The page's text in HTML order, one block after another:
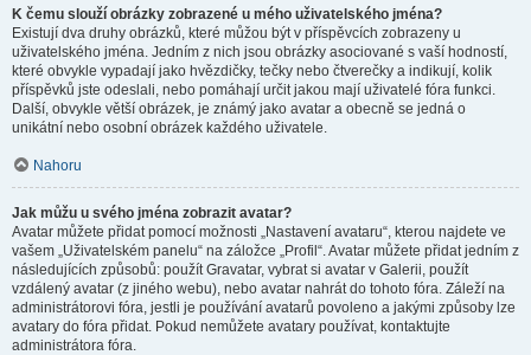
K čemu slouží obrázky zobrazené u mého uživatelského jména?
Existují dva druhy obrázků, které můžou být v příspěvcích zobrazeny u
uživatelského jména. Jedním z nich jsou obrázky asociované s vaší hodností,
které obvykle vypadají jako hvězdičky, tečky nebo čtverečky a indikují, kolik
příspěvků jste odeslali, nebo pomáhají určit jakou mají uživatelé fóra funkci.
Další, obvykle větší obrázek, je známý jako avatar a obecně se jedná o
unikátní nebo osobní obrázek každého uživatele.
Nahoru
Jak můžu u svého jména zobrazit avatar?
Avatar můžete přidat pomocí možnosti „Nastavení avataru“, kterou najdete ve
vašem „Uživatelském panelu“ na záložce „Profil“. Avatar můžete přidat jedním z
následujících způsobů: použít Gravatar, vybrat si avatar v Galerii, použít
vzdálený avatar (z jiného webu), nebo avatar nahrát do tohoto fóra. Záleží na
administrátorovi fóra, jestli je používání avatarů povoleno a jakými způsoby lze
avatary do fóra přidat. Pokud nemůžete avatary používat, kontaktujte
administrátora fóra.